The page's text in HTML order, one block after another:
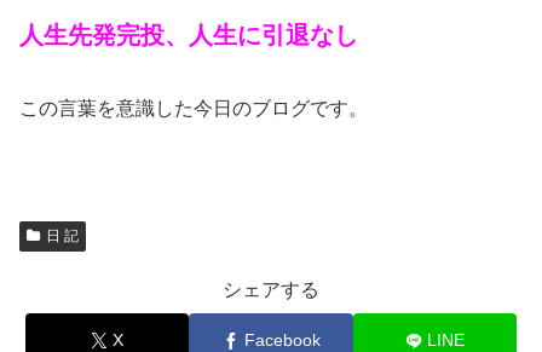
人生先発完投、人生に引退なし
この言葉を意識した今日のブログです。
日 記
シェアする
X Facebook LINE